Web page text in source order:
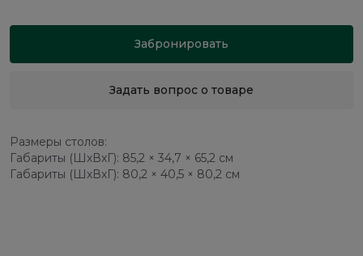
Забронировать
Задать вопрос о товаре
Размеры столов:
Габариты (ШхВхГ): 85,2 × 34,7 × 65,2 см
Габариты (ШхВхГ): 80,2 × 40,5 × 80,2 см